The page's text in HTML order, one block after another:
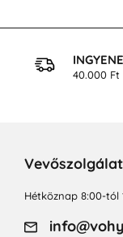
40.000 Ft
Vevőszolgálat
Hétköznap 8:00-tól